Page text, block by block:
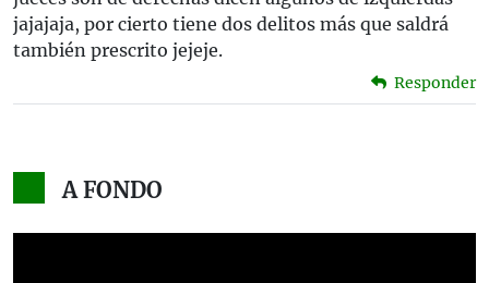
jajajaja, por cierto tiene dos delitos más que saldrá
también prescrito jejeje.
Responder
A FONDO